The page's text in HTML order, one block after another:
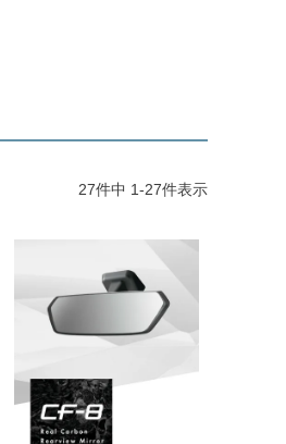
27件中 1-27件表示